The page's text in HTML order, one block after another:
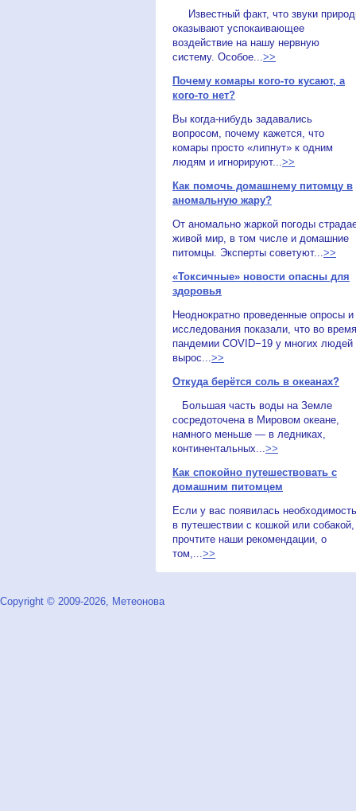
Известный факт, что звуки
оказывают успокаивающее
воздействие на нашу нервную
систему. Особое...>>
Почему комары кого-то кусают, а
кого-то нет?
Вы когда-нибудь задавались
вопросом, почему кажется, что
комары просто «липнут» к одним
людям и игнорируют...>>
Как помочь домашнему питомцу в
аномальную жару?
От аномально жаркой погоды
живой мир, в том числе и домашние
питомцы. Эксперты советуют...>>
«Токсичные» новости опасны для
здоровья
Неоднократно проведенные опросы и
исследования показали, что во время
пандемии COVID−19 у многих людей
вырос...>>
Откуда берётся соль в океанах?
Большая часть воды на Земле
сосредоточена в Мировом океане,
намного меньше — в ледниках,
континентальных...>>
Как спокойно путешествовать с
домашним питомцем
Если у вас появилась необходимость
в путешествии с кошкой или собакой,
прочтите наши рекомендации, о
том,...>>
Copyright © 2009-2026, Метеонова